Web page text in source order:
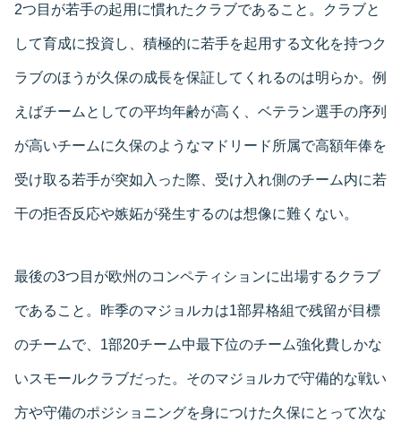
2つ目が若手の起用に慣れたクラブであること。クラブと
して育成に投資し、積極的に若手を起用する文化を持つク
ラブのほうが久保の成長を保証してくれるのは明らか。例
えばチームとしての平均年齢が高く、ベテラン選手の序列
が高いチームに久保のようなマドリード所属で高額年俸を
受け取る若手が突如入った際、受け入れ側のチーム内に若
干の拒否反応や嫉妬が発生するのは想像に難くない。
最後の3つ目が欧州のコンペティションに出場するクラブ
であること。昨季のマジョルカは1部昇格組で残留が目標
のチームで、1部20チーム中最下位のチーム強化費しかな
いスモールクラブだった。そのマジョルカで守備的な戦い
方や守備のポジショニングを身につけた久保にとって次な